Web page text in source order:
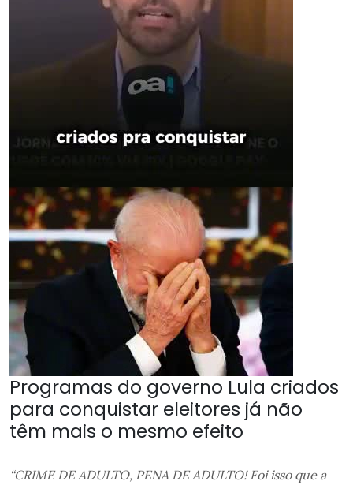
Programas do governo Lula criados
para conquistar eleitores já não
têm mais o mesmo efeito
“CRIME DE ADULTO, PENA DE ADULTO! Foi isso que a